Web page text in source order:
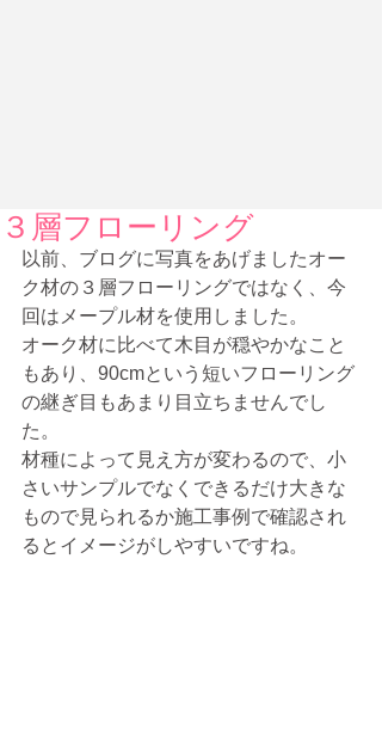
３層フローリング
以前、ブログに写真をあげましたオー
ク材の３層フローリングではなく、今
回はメープル材を使用しました。
オーク材に比べて木目が穏やかなこと
もあり、90cmという短いフローリング
の継ぎ目もあまり目立ちませんでし
た。
材種によって見え方が変わるので、小
さいサンプルでなくできるだけ大きな
もので見られるか施工事例で確認され
るとイメージがしやすいですね。